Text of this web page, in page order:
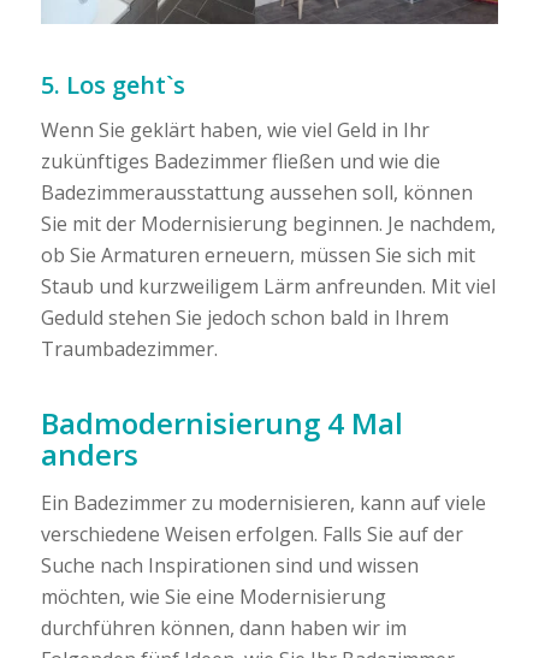
5. Los geht`s
Wenn Sie geklärt haben, wie viel Geld in Ihr
zukünftiges Badezimmer fließen und wie die
Badezimmerausstattung aussehen soll, können
Sie mit der Modernisierung beginnen. Je nachdem,
ob Sie Armaturen erneuern, müssen Sie sich mit
Staub und kurzweiligem Lärm anfreunden. Mit viel
Geduld stehen Sie jedoch schon bald in Ihrem
Traumbadezimmer.
Badmodernisierung 4 Mal
anders
Ein Badezimmer zu modernisieren, kann auf viele
verschiedene Weisen erfolgen. Falls Sie auf der
Suche nach Inspirationen sind und wissen
möchten, wie Sie eine Modernisierung
durchführen können, dann haben wir im